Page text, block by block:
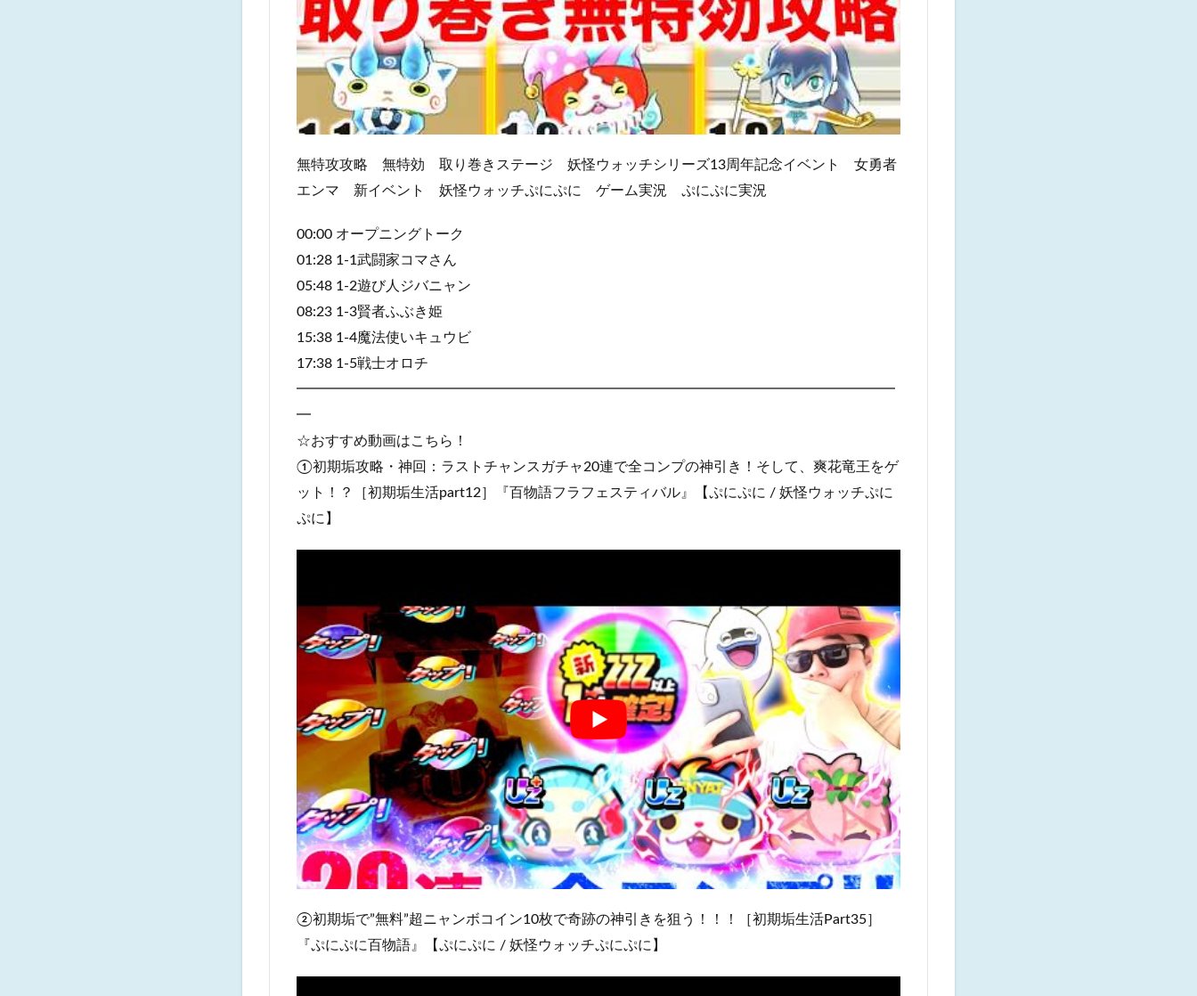
無特攻攻略 無特効 取り巻きステージ 妖怪ウォッチシリーズ13周年記念イベント 女勇者
エンマ 新イベント 妖怪ウォッチぷにぷに ゲーム実況 ぷにぷに実況
00:00 オープニングトーク
01:28 1-1武闘家コマさん
05:48 1-2遊び人ジバニャン
08:23 1-3賢者ふぶき姫
15:38 1-4魔法使いキュウビ
17:38 1-5戦士オロチ
━━━━━━━━━━━━━━━━━━━━━━━━━━━━━━━━━━━━━━━━━━
━
☆おすすめ動画はこちら！
①初期垢攻略・神回：ラストチャンスガチャ20連で全コンプの神引き！そして、爽花竜王をゲ
ット！？［初期垢生活part12］『百物語フラフェスティバル』【ぷにぷに / 妖怪ウォッチぷに
ぷに】
②初期垢で”無料”超ニャンボコイン10枚で奇跡の神引きを狙う！！！［初期垢生活Part35］
『ぷにぷに百物語』【ぷにぷに / 妖怪ウォッチぷにぷに】